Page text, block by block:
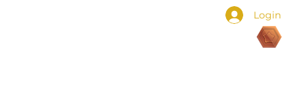
Login